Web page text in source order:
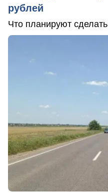
рублей
Что планируют сделать